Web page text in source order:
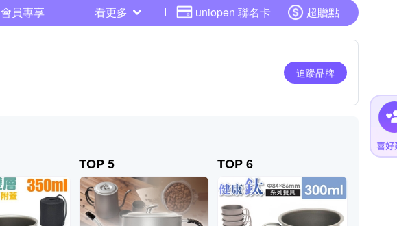
會員專享 看更多 uniopen 聯名卡 超贈點
追蹤品牌
TOP 5 TOP 6